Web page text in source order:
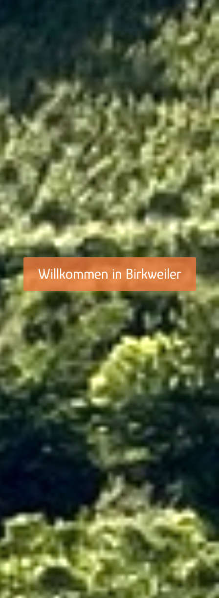
Willkommen in Birkweiler